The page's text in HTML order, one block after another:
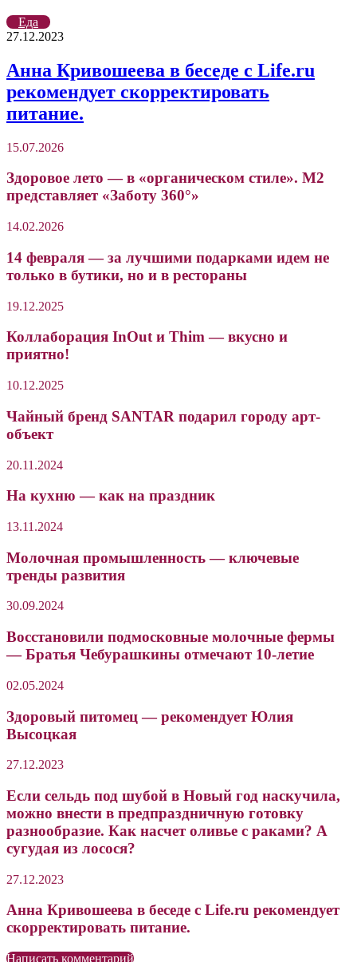
Еда
27.12.2023
Анна Кривошеева в беседе с Life.ru
рекомендует скорректировать
питание.
15.07.2026
Здоровое лето — в «органическом стиле». М2
представляет «Заботу 360°»
14.02.2026
14 февраля — за лучшими подарками идем не
только в бутики, но и в рестораны
19.12.2025
Коллаборация InOut и Thim — вкусно и
приятно!
10.12.2025
Чайный бренд SANTAR подарил городу арт-
объект
20.11.2024
На кухню — как на праздник
13.11.2024
Молочная промышленность — ключевые
тренды развития
30.09.2024
Восстановили подмосковные молочные фермы
— Братья Чебурашкины отмечают 10-летие
02.05.2024
Здоровый питомец — рекомендует Юлия
Высоцкая
27.12.2023
Если сельдь под шубой в Новый год наскучила,
можно внести в предпраздничную готовку
разнообразие. Как насчет оливье с раками? А
сугудая из лосося?
27.12.2023
Анна Кривошеева в беседе с Life.ru рекомендует
скорректировать питание.
Написать комментарий